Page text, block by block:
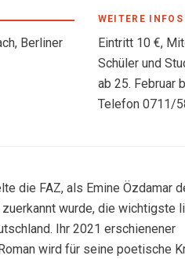
Berliner
WEITERE INFOS
Eintritt 10 €,
Schüler und
ab 25. Februar
Telefon 0711/
die FAZ, als Emine Özdamar
wurde, die wichtigste
Ihr 2021 erschienener
wird für seine poetische